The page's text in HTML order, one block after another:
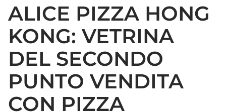
ALICE PIZZA HONG
KONG: VETRINA
DEL SECONDO
PUNTO VENDITA
CON PIZZA